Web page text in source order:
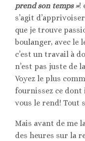
prend son temps »!
s’agit
que je trouve
boulanger, avec le
c’est un travail à
n’est pas juste de
Voyez le plus
fournissez ce dont
vous le rend! Tout
Mais avant de me
des heures sur la